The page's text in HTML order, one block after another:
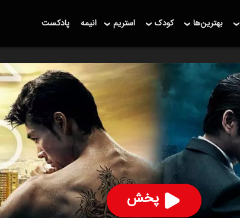
بهترین‌ها کودک استریم انیمه پادکست
پخش